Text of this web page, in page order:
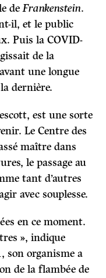
deFrankenstein.
il, et le public
Puis la COVID-
de la
une longue
dernière.
est une sorte
Le Centre des
maître dans
le passage au
tant d’autres
avec souplesse.
en ce moment.
», indique
son organisme a
de la flambée de